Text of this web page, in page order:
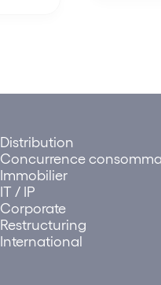
Distribution
Concurrence
Immobilier
IT / IP
Corporate
Restructuring
International